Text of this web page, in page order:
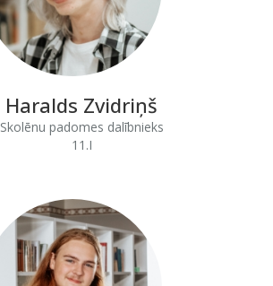
Haralds Zvidriņš
Skolēnu padomes dalībnieks
11.I